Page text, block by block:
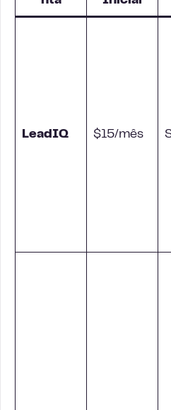
LeadIQ $15/mês